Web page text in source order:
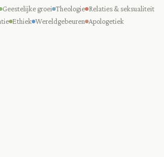
Geestelijke groei Theologie Relaties & seksualiteit
Ethiek Wereldgebeuren Apologetiek